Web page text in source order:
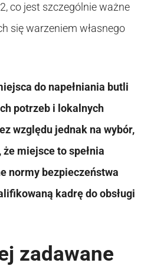
co jest szczególnie ważne
się warzeniem własnego
do napełniania butli
potrzeb i lokalnych
względu jednak na wybór,
miejsce to spełnia
normy bezpieczeństwa
kadrę do obsługi
zadawane